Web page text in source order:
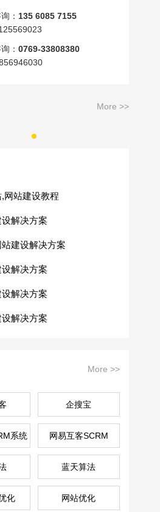
： 135 6085 7155
：0769-33808380
More >>
网站建设教程
解决方案
建设解决方案
解决方案
解决方案
解决方案
More >>
企搜宝
系统 网易互客SCRM
蓝天算法
化 网站优化